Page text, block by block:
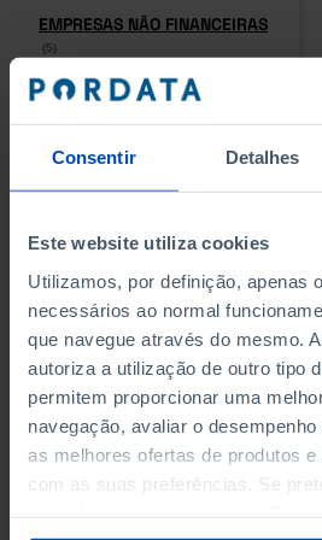
Consentir Detalhes
Este website utiliza cookies
Utilizamos, por definição, apenas
necessários ao normal
que navegue através do mesmo.
autoriza a utilização de outro tipo
permitem proporcionar uma
navegação, avaliar o
as melhores ofertas de produtos
com as suas preferências. Se
EMPRESAS NÃO FINANCEIRAS
(5)
EMPRESAS NÃO FINANCEIRAS
(5)
(5)
(5)
QUATRO MAIORES EMPRESAS
DO MUNICÍPIO (%)
Empresas não financeiras
QUATRO MAIORES EMPRESAS
DO MUNICÍPIO (%)
Empresas não financeiras
VOLUME DE NEGÓCIOS DAS
QUATRO MAIORES EMPRESAS
DO MUNICÍPIO (%)
Empresas não financeiras
VOLUME DE NEGÓCIOS DAS
QUATRO MAIORES EMPRESAS
DO MUNICÍPIO (%)
Empresas não financeiras
BANCOS, CAIXAS ECONÓMICAS
BANCOS, CAIXAS ECONÓMICAS